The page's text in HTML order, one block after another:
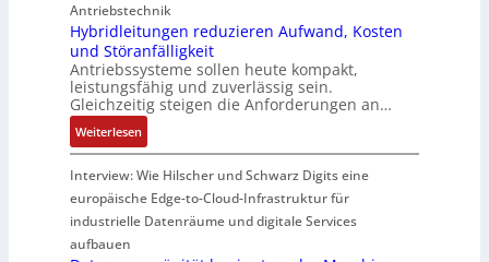
u
n
g
f
ü
r
r
a
u
e
U
m
n
d
i
e
P
r
o
d
u
k
t
i
n
g
f
ü
r
C
r
i
m
p
w
e
r
W
e
g
s
e
n
s
o
r
ü
b
f
f
e
r
m
o
d
u
l
e
m
i
Antriebstechnik
Hybridleitungen reduzieren Aufwand, Kosten
und Störanfälligkeit
Antriebssysteme sollen heute kompakt,
leistungsfähig und zuverlässig sein.
Gleichzeitig steigen die Anforderungen an…
Weiterlesen:
H
y
r
Interview: Wie Hilscher und Schwarz Digits eine
europäische Edge-to-Cloud-Infrastruktur für
industrielle Datenräume und digitale Services
aufbauen